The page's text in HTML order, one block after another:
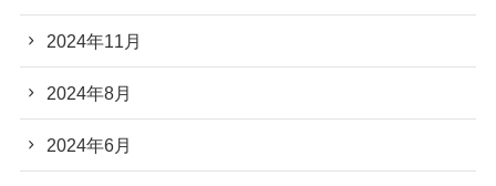
2024年11月
2024年8月
2024年6月